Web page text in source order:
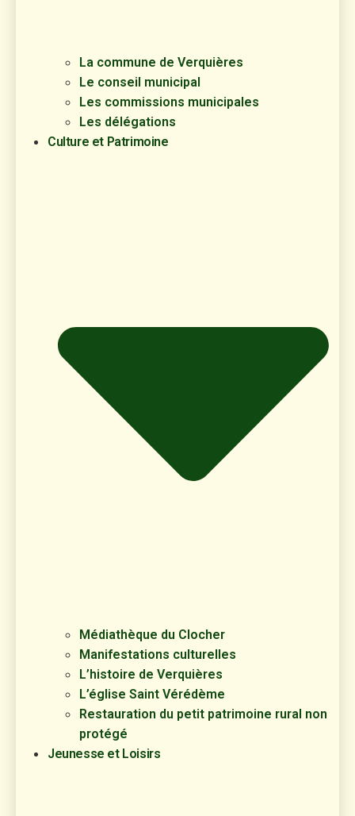
La commune de Verquières
Le conseil municipal
Les commissions municipales
Les délégations
Culture et Patrimoine
Médiathèque du Clocher
Manifestations culturelles
L’histoire de Verquières
L’église Saint Vérédème
Restauration du petit patrimoine rural non
protégé
Jeunesse et Loisirs